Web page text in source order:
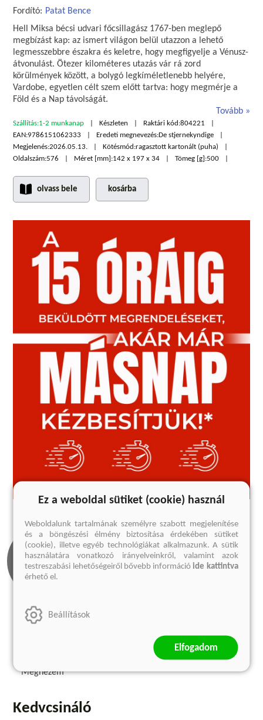
Fordító: Patat Bence
Hell Miksa bécsi udvari főcsillagász 1767-ben meglepő
megbízást kap: az ismert világon belül utazzon a lehető
legmesszebbre északra és keletre, hogy megfigyelje a Vénusz-
átvonulást. Ötezer kilométeres utazás vár rá zord
körülmények között, a bolygó legkíméletlenebb helyére,
Vardobe, egyetlen célt szem előtt tartva: hogy megmérje a
Föld és a Nap távolságát.
Tovább
Szállítás:1-2 munkanap Készleten Raktári kód:804221
EAN:9786151062333 Eredeti megnevezés:De stjernekyndige
Megjelenés:2026.05.13. Kötésmód:ragasztott kartonált (puha)
Oldalszám:576 Méret [mm]:142 x 197 x 34 Tömeg [g]:500
olvass bele kosárba
Olvass bele
Megnézem
Kedvcsináló
Ez a weboldal sütiket (cookie) használ
Weboldalunk tartalmának személyre szabott megjelenítése
és a böngészési élmény biztosítása érdekében sütiket
(cookie), illetve egyéb technológiákat alkalmazunk. A sütik
használatára vonatkozó irányelveinkről, valamint azok
testreszabási lehetőségeiről bővebb információide kattintva
érhető el.
Beállítások
Elfogadom